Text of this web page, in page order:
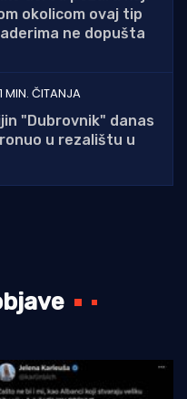
okolicom ovaj tip
ne dopušta
1 MIN. ČITANJA
"Dubrovnik" danas
u rezalištu u